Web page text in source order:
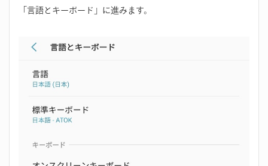
「言語とキーボード」に進みます。